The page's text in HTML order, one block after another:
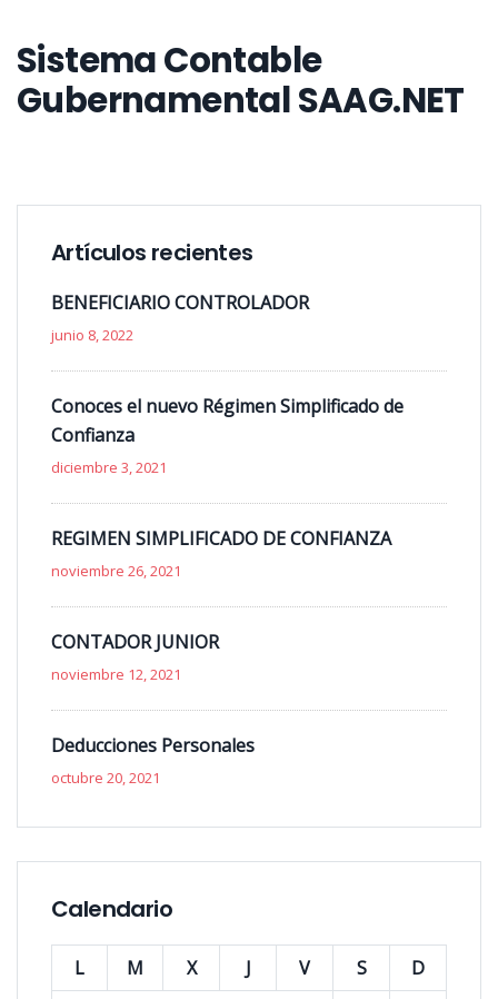
Sistema Contable
Gubernamental SAAG.NET
Artículos recientes
BENEFICIARIO CONTROLADOR
junio 8, 2022
Conoces el nuevo Régimen Simplificado de
Confianza
diciembre 3, 2021
REGIMEN SIMPLIFICADO DE CONFIANZA
noviembre 26, 2021
CONTADOR JUNIOR
noviembre 12, 2021
Deducciones Personales
octubre 20, 2021
Calendario
L M X J V S
D